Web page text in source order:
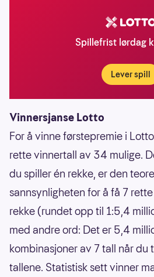
Spillefrist lørdag
Lever spill
Vinnersjanse Lotto
For å vinne førstepremie i
rette vinnertall av 34 mulige.
du spiller én rekke, er den
sannsynligheten for å få 7
rekke (rundet opp til 1:5,4
med andre ord: Det er 5,4
kombinasjoner av 7 tall når
tallene. Statistisk sett vinner